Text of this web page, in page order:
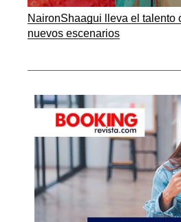
NaironShaagui lleva el talento
nuevos escenarios